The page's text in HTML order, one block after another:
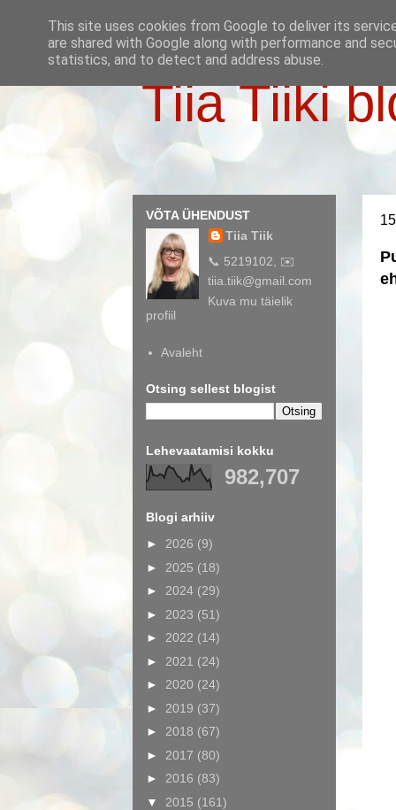
Tiia Tiiki
VÕTA ÜHENDUST
Tiia Tiik
📞 5219102, ✉️
tiia.tiik@gmail.com
Kuva mu täielik
profiil
Avaleht
Otsing sellest blogist
Lehevaatamisi kokku
982,707
Blogi arhiiv
► 2026 (9)
► 2025 (18)
► 2024 (29)
► 2023 (51)
► 2022 (14)
► 2021 (24)
► 2020 (24)
► 2019 (37)
► 2018 (67)
► 2017 (80)
► 2016 (83)
▼ 2015 (161)
This site uses cookies from Google to deliver its
are shared with Google along with performance and
statistics, and to detect and address abuse.